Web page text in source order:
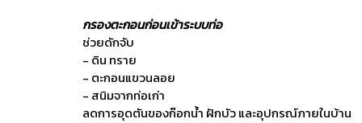
กรองตะกอนก่อนเข้าระบบท่อ
ช่วยดักจับ
- ดิน ทราย
- ตะกอนแขวนลอย
- สนิมจากท่อเก่า
ลดการอุดตันของก๊อกน้ำ ฝักบัว และอุปกรณ์ภายในบ้าน